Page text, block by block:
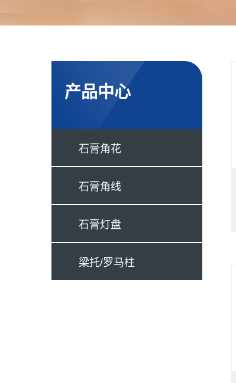
产品中心
石膏角花
石膏角线
石膏灯盘
梁托/罗马柱